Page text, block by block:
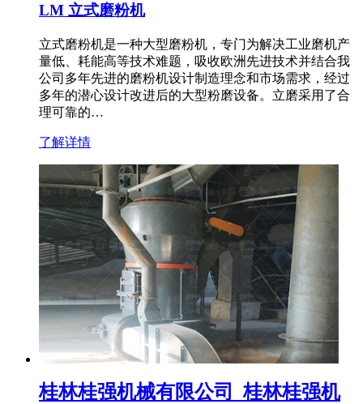
LM 立式磨粉机
立式磨粉机是一种大型磨粉机，专门为解决工业磨机产
量低、耗能高等技术难题，吸收欧洲先进技术并结合我
公司多年先进的磨粉机设计制造理念和市场需求，经过
多年的潜心设计改进后的大型粉磨设备。立磨采用了合
理可靠的…
了解详情
桂林桂强机械有限公司_桂林桂强机